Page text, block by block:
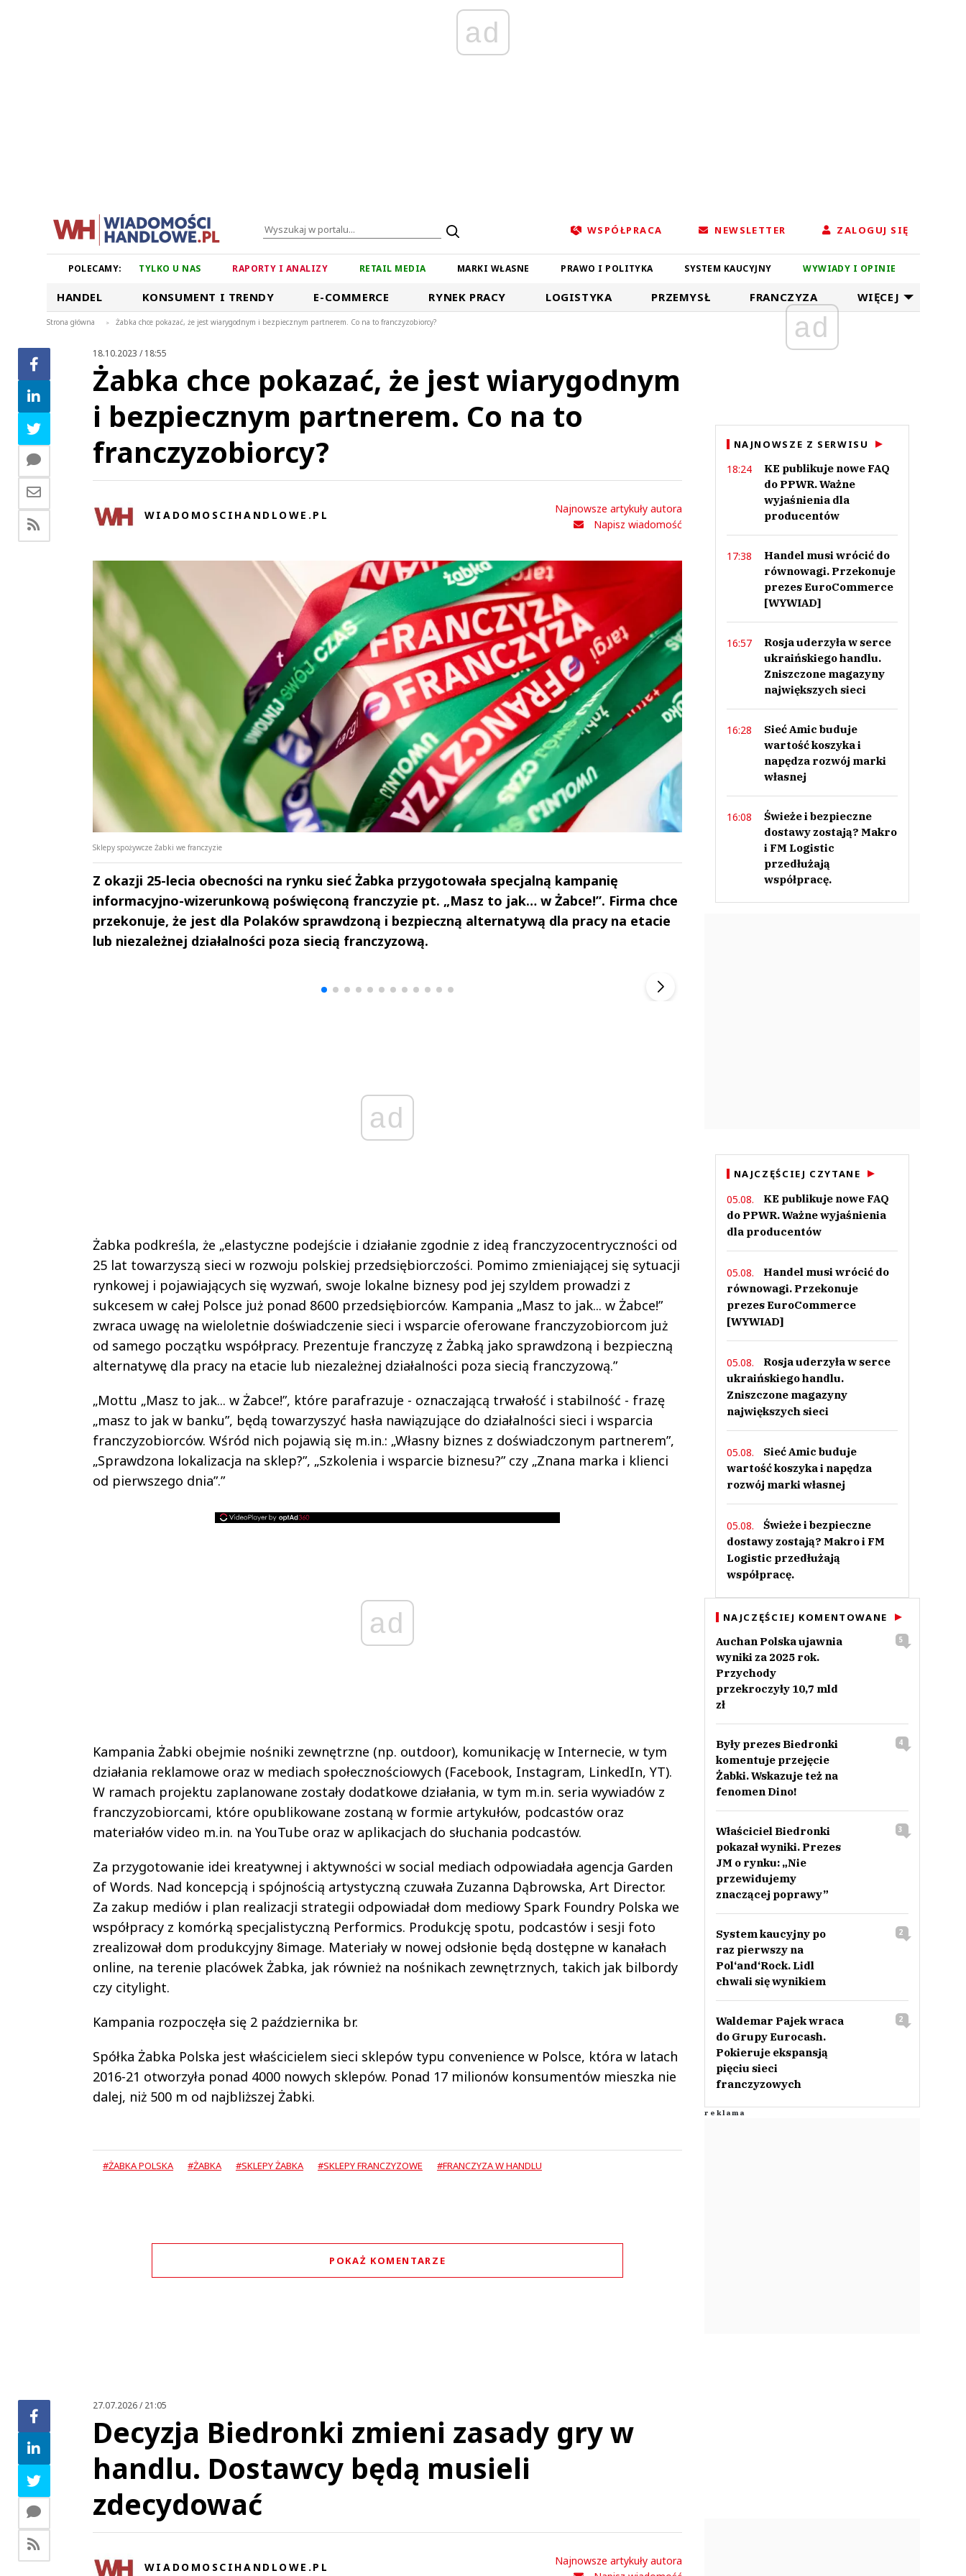
ad
WSPÓŁPRACA NEWSLETTER ZALOGUJ SIĘ
POLECAMY: TYLKO U NAS RAPORTY I ANALIZY RETAIL MEDIA MARKI WŁASNE PRAWO I POLITYKA SYSTEM KAUCYJNY WYWIADY I OPINIE
HANDEL KONSUMENT I TRENDY E-COMMERCE RYNEK PRACY LOGISTYKA PRZEMYSŁ FRANCZYZA WIĘCEJ
Strona główna > Żabka chce pokazać, że jest wiarygodnym i bezpiecznym partnerem. Co na to franczyzobiorcy?
18.10.2023 / 18:55
Żabka chce pokazać, że jest wiarygodnym
i bezpiecznym partnerem. Co na to
franczyzobiorcy?
WIADOMOSCIHANDLOWE.PL
Najnowsze artykuły autora
Napisz wiadomość
Sklepy spożywcze Żabki we franczyzie
Z okazji 25-lecia obecności na rynku sieć Żabka przygotowała specjalną kampanię
informacyjno-wizerunkową poświęconą franczyzie pt. „Masz to jak… w Żabce!”. Firma chce
przekonuje, że jest dla Polaków sprawdzoną i bezpieczną alternatywą dla pracy na etacie
lub niezależnej działalności poza siecią franczyzową.
ad
Żabka podkreśla, że „elastyczne podejście i działanie zgodnie z ideą franczyzocentryczności od
25 lat towarzyszą sieci w rozwoju polskiej przedsiębiorczości. Pomimo zmieniającej się sytuacji
rynkowej i pojawiających się wyzwań, swoje lokalne biznesy pod jej szyldem prowadzi z
sukcesem w całej Polsce już ponad 8600 przedsiębiorców. Kampania „Masz to jak... w Żabce!”
zwraca uwagę na wieloletnie doświadczenie sieci i wsparcie oferowane franczyzobiorcom już
od samego początku współpracy. Prezentuje franczyzę z Żabką jako sprawdzoną i bezpieczną
alternatywę dla pracy na etacie lub niezależnej działalności poza siecią franczyzową.”
„Mottu „Masz to jak... w Żabce!”, które parafrazuje - oznaczającą trwałość i stabilność - frazę
„masz to jak w banku”, będą towarzyszyć hasła nawiązujące do działalności sieci i wsparcia
franczyzobiorców. Wśród nich pojawią się m.in.: „Własny biznes z doświadczonym partnerem”,
„Sprawdzona lokalizacja na sklep?”, „Szkolenia i wsparcie biznesu?” czy „Znana marka i klienci
od pierwszego dnia”.”
ad
Kampania Żabki obejmie nośniki zewnętrzne (np. outdoor), komunikację w Internecie, w tym
działania reklamowe oraz w mediach społecznościowych (Facebook, Instagram, LinkedIn, YT).
W ramach projektu zaplanowane zostały dodatkowe działania, w tym m.in. seria wywiadów z
franczyzobiorcami, które opublikowane zostaną w formie artykułów, podcastów oraz
materiałów video m.in. na YouTube oraz w aplikacjach do słuchania podcastów.
Za przygotowanie idei kreatywnej i aktywności w social mediach odpowiadała agencja Garden
of Words. Nad koncepcją i spójnością artystyczną czuwała Zuzanna Dąbrowska, Art Director.
Za zakup mediów i plan realizacji strategii odpowiadał dom mediowy Spark Foundry Polska we
współpracy z komórką specjalistyczną Performics. Produkcję spotu, podcastów i sesji foto
zrealizował dom produkcyjny 8image. Materiały w nowej odsłonie będą dostępne w kanałach
online, na terenie placówek Żabka, jak również na nośnikach zewnętrznych, takich jak bilbordy
czy citylight.
Kampania rozpoczęła się 2 października br.
Spółka Żabka Polska jest właścicielem sieci sklepów typu convenience w Polsce, która w latach
2016-21 otworzyła ponad 4000 nowych sklepów. Ponad 17 milionów konsumentów mieszka nie
dalej, niż 500 m od najbliższej Żabki.
#ŻABKA POLSKA #ŻABKA #SKLEPY ŻABKA #SKLEPY FRANCZYZOWE #FRANCZYZA W HANDLU
POKAŻ KOMENTARZE
Prześlij komentarz
Andrzej i Marta
Marta i Andrzej
Michał Stężalski
ad
NAJNOWSZE Z SERWISU
18:24
KE publikuje nowe FAQ
do PPWR. Ważne
wyjaśnienia dla
producentów
17:38
Handel musi wrócić do
równowagi. Przekonuje
prezes EuroCommerce
[WYWIAD]
16:57
Rosja uderzyła w serce
ukraińskiego handlu.
Zniszczone magazyny
największych sieci
16:28
Sieć Amic buduje
wartość koszyka i
napędza rozwój marki
własnej
16:08
Świeże i bezpieczne
dostawy zostają? Makro
i FM Logistic
przedłużają
współpracę.
NAJCZĘŚCIEJ CZYTANE
05.08.
KE publikuje nowe FAQ
do PPWR. Ważne wyjaśnienia
dla producentów
05.08.
Handel musi wrócić do
równowagi. Przekonuje
prezes EuroCommerce
[WYWIAD]
05.08.
Rosja uderzyła w serce
ukraińskiego handlu.
Zniszczone magazyny
największych sieci
05.08.
Sieć Amic buduje
wartość koszyka i napędza
rozwój marki własnej
05.08.
Świeże i bezpieczne
dostawy zostają? Makro i FM
Logistic przedłużają
współpracę.
NAJCZĘŚCIEJ KOMENTOWANE
Auchan Polska ujawnia
wyniki za 2025 rok.
Przychody
przekroczyły 10,7 mld
zł
5
Były prezes Biedronki
komentuje przejęcie
Żabki. Wskazuje też na
fenomen Dino!
4
Właściciel Biedronki
pokazał wyniki. Prezes
JM o rynku: „Nie
przewidujemy
znaczącej poprawy”
3
System kaucyjny po
raz pierwszy na
Pol‘and‘Rock. Lidl
chwali się wynikiem
2
Waldemar Pajek wraca
do Grupy Eurocash.
Pokieruje ekspansją
pięciu sieci
franczyzowych
2
27.07.2026 / 21:05
Decyzja Biedronki zmieni zasady gry w
handlu. Dostawcy będą musieli
zdecydować
WIADOMOSCIHANDLOWE.PL
Najnowsze artykuły autora